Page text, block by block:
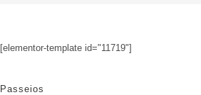
[elementor-template id="11719"]
Passeios